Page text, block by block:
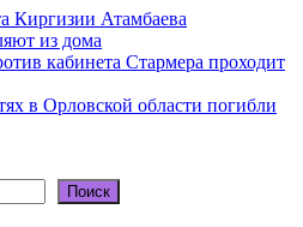
Киргизии Атамбаева
из дома
кабинета Стармера проходит
в Орловской области погибли
Поиск